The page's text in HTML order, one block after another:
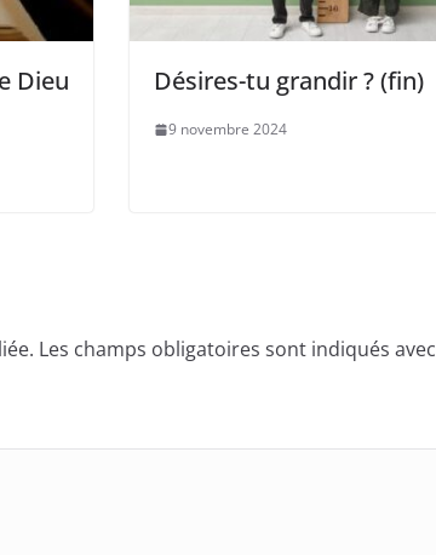
Dieu
Désires-tu grandir ? (fin)
9 novembre 2024
Les champs obligatoires sont indiqués avec